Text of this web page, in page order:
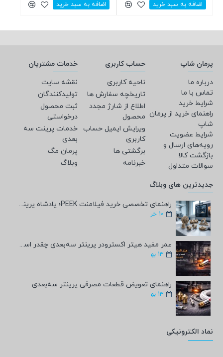
اضافه به سبد خرید اضافه به سبد خرید
پرمان شاپ
درباره ما
تماس با ما
شرایط خرید
راهنمای خرید از پرمان
شاپ
شرایط عضویت
رویه‌های ارسال و
بازگشت کالا
سوالات متداول
حساب کاربری
ناحیه کاربری
تاریخچه سفارش ها
اطلاع از شارژ مجدد
محصول
ویرایش ایمیل حساب
کاربری
برگشتی ها
خبرنامه
خدمات مشتریان
نقشه سایت
تولیدکنندگان
ثبت محصول
درخواستی
خدمات پرینت سه
بعدی
پرمان مگ
وبلاگ
جدیدترین های وبلاگ
راهنمای تخصصی خرید فیلامنت PEEK؛ پادشاه پرینت سه‌بعدی صنعتی و پزشکی + مشخصات فنی
10 خر
عمر مفید هیتر اکسترودر پرینتر سه‌بعدی چقدر است؟
13 به‍
راهنمای تعویض قطعات مصرفی پرینتر سه‌بعدی
13 به‍
نماد الکترونیکی